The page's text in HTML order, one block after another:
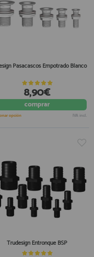
Pasacascos Empotrado Blanco
8,90€
comprar
opción IVA incl.
Trudesign Entronque BSP